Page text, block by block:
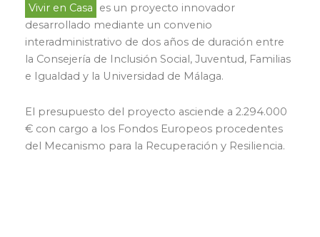
Vivir en Casa
es un proyecto innovador
desarrollado mediante un convenio
interadministrativo de dos años de duración entre
la Consejería de Inclusión Social, Juventud, Familias
e Igualdad y la Universidad de Málaga.
El presupuesto del proyecto asciende a 2.294.000
€ con cargo a los Fondos Europeos procedentes
del Mecanismo para la Recuperación y Resiliencia.